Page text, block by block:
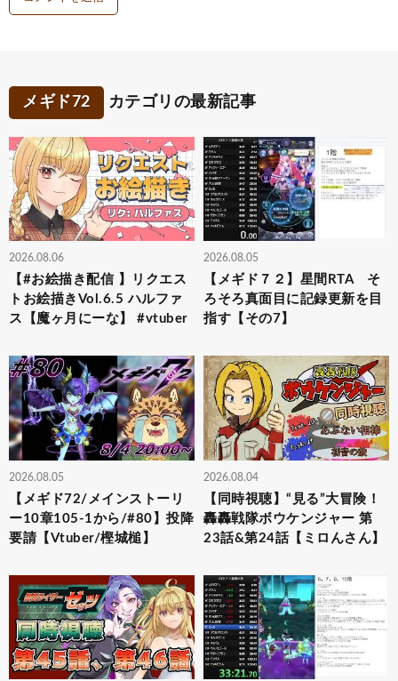
メギド72 カテゴリの最新記事
2026.08.06
【#お絵描き配信 】リクエス
トお絵描きVol.6.5 ハルファ
ス【魔ヶ月にーな】 #vtuber
2026.08.05
【メギド７２】星間RTA そ
ろそろ真面目に記録更新を目
指す【その7】
2026.08.05
【メギド72/メインストーリ
ー10章105-1から/#80】投降
要請【Vtuber/樫城槌】
2026.08.04
【同時視聴】“見る”大冒険！
轟轟戦隊ボウケンジャー 第
23話&第24話【ミロんさん】